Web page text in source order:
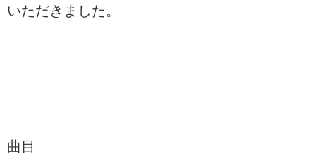
いただきました。
曲目